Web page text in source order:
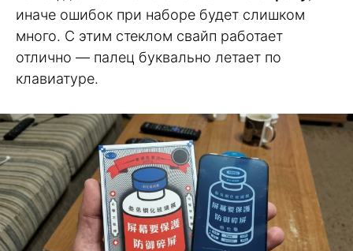
иначе ошибок при наборе будет слишком
много. С этим стеклом свайп работает
отлично — палец буквально летает по
клавиатуре.